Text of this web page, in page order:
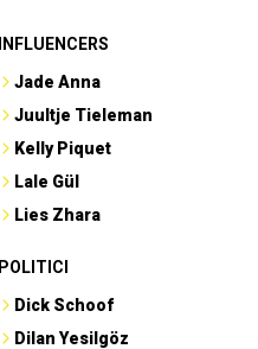
INFLUENCERS
Jade Anna
Juultje Tieleman
Kelly Piquet
Lale Gül
Lies Zhara
POLITICI
Dick Schoof
Dilan Yesilgöz